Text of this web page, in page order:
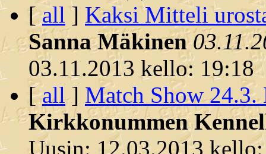
[all ] Kaksi Mitteli
Sanna Mäkinen
03.11.2013 kello: 19:18
[all] Match Show
Kirkkonummen
Uusin: 12.03.2013